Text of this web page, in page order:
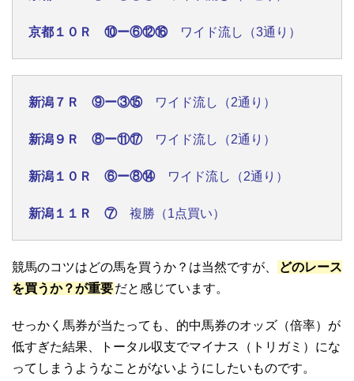
京都１０Ｒ ⑩ー⑥⑫⑯ワイド流し（3通り）
新潟７Ｒ ⑨ー③⑮ワイド流し（2通り）
新潟９Ｒ ⑧ー⑪⑰ワイド流し（2通り）
新潟１０Ｒ ⑥ー⑧⑭ワイド流し（2通り）
新潟１１Ｒ ⑦複勝（1点買い）
競馬のコツはどの馬を買うか？は当然ですが、
どのレース
を買うか？が重要だと感じています。
せっかく馬券が当たっても、的中馬券のオッズ（倍率）が
低すぎた結果、トータル収支でマイナス（トリガミ）にな
ってしまうようなことがないようにしたいものです。